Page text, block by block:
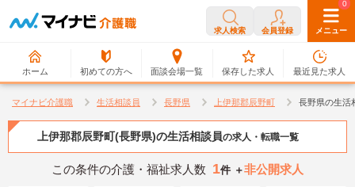
求人検索 会員登録 メニュー
ホーム 初めての方へ 面談会場一覧
0
保存した求人
0
最近見た求人
マイナビ介護職 生活相談員 長野県 上伊那郡辰野町 長野県の生活
上伊那郡辰野町(長野県)の生活相談員の求人・転職一覧
この条件の介護・福祉求人数 1件 ＋非公開求人